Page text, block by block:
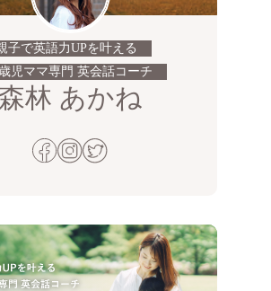
子で英語力UPを叶える
児ママ専門 英会話コーチ
森林 あかね